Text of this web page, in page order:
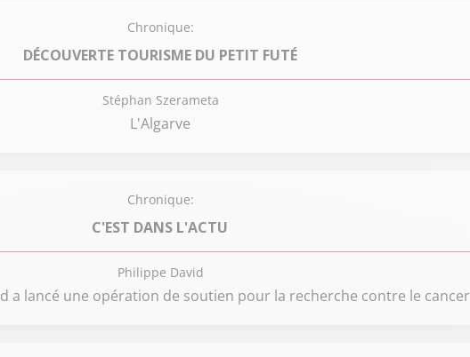
Chronique:
DÉCOUVERTE TOURISME DU PETIT FUTÉ
Stéphan Szerameta
L'Algarve
Chronique:
C'EST DANS L'ACTU
Philippe David
a lancé une opération de soutien pour la recherche contre le cancer